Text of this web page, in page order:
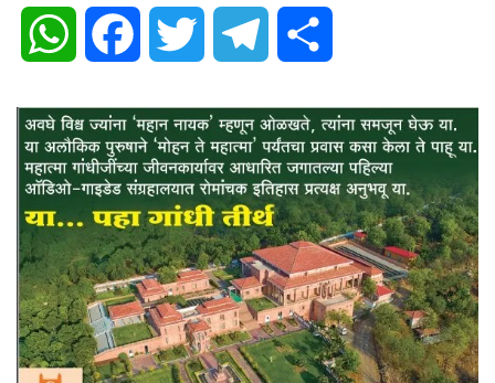
WhatsApp Facebook Twitter Telegram